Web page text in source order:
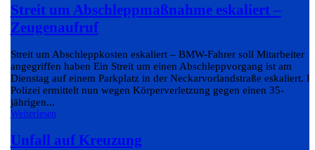
Streit um Abschleppmaßnahme eskaliert –
Zeugenaufruf
Streit um Abschleppkosten eskaliert – BMW-Fahrer soll Mitarbeiter
angegriffen haben Ein Streit um einen Abschleppvorgang ist am
Dienstag auf einem Parkplatz in der Neckarvorlandstraße eskaliert.
Polizei ermittelt nun wegen Körperverletzung gegen einen 35-
jährigen...
Weiterlesen
Unfall auf Kreuzung